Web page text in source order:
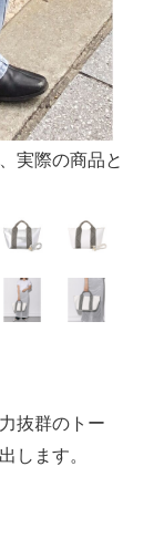
実際の商品と
抜群のトー
します。